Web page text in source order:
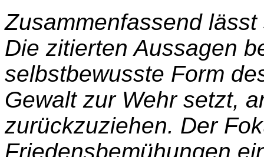
Zusammenfassend
Die zitierten Aussagen
selbstbewusste Form
Gewalt zur Wehr setzt,
zurückzuziehen. Der
Friedensbemühungen